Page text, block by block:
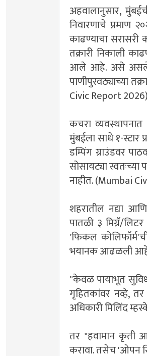
​अहवालानुसार,
निवारणाचे प्रमाण
काढण्याचा
तक्रारी निकाली
आले आहे. असे असले
पाणीपुरवठ्याच्या
Civic Report 2026)
​कचरा
मुंबईला साधे १-स्टार
डम्पिंग ग्राउंडवर
सोसायट्या
नाहीत. (Mumbai
​शहरातील नद्या
पातळी ३ मिग्रॅ/
'फिकल
भयानक आढळली
​"केवळ पायाभूत
गृहितकांवर नव्हे,
अधिकारी मिलिंद
तर ​"हवामान कृती
करावा. तसेच 'ओपन